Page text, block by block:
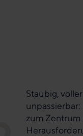
Staubig,
zum Zentrum